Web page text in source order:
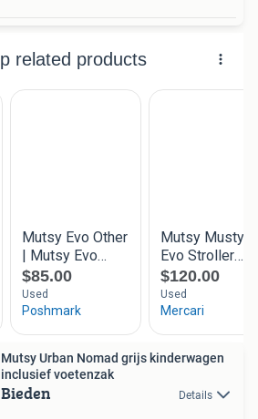
Mutsy Urban Nomad grijs kinderwagen
inclusief voetenzak
Bieden Details